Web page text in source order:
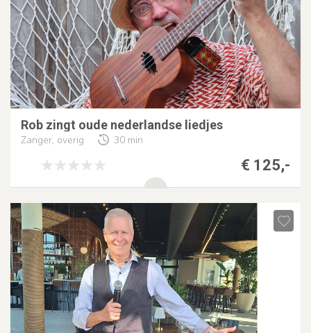
Rob zingt oude nederlandse liedjes
Zanger, overig 30 min
€ 125,-